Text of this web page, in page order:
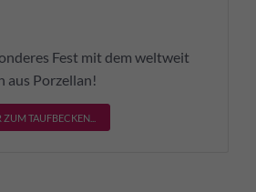
Fest mit dem weltweit
aus Porzellan!
TAUFBECKEN...